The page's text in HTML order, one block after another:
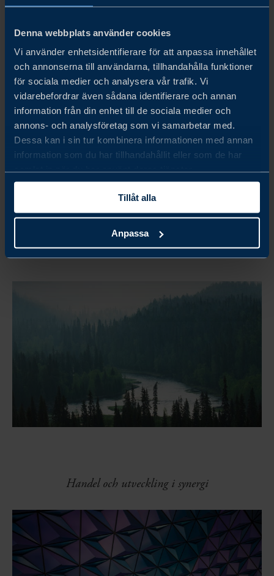
Denna webbplats använder cookies
Vi använder enhetsidentifierare för att anpassa innehållet
och annonserna till användarna, tillhandahålla funktioner
för sociala medier och analysera vår trafik. Vi
vidarebefordrar även sådana identifierare och annan
information från din enhet till de sociala medier och
annons- och analysföretag som vi samarbetar med.
Dessa kan i sin tur kombinera informationen med annan
information som du har tillhandahållit eller som de har
samlat in när du har använt deras tjänster.
Tillåt alla
Anpassa
5. KUNSKAP
Handel och utveckling i synergi